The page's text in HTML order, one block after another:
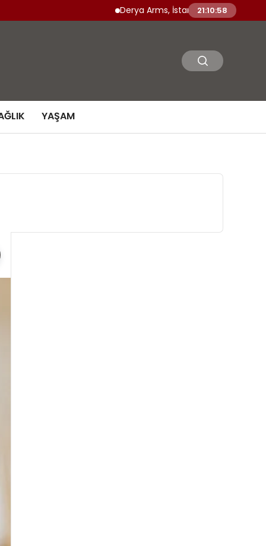
Derya Arms, İstanbul Prohunt 2026’da
21:10:59
YAŞAM